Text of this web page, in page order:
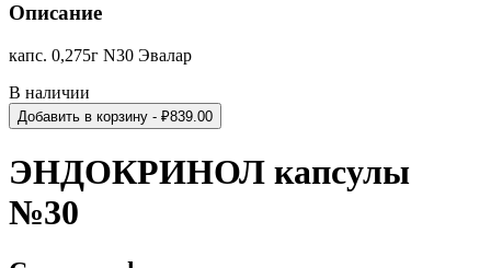
Описание
капс. 0,275г N30 Эвалар
В наличии
Добавить в корзину - ₽839.00
ЭНДОКРИНОЛ капсулы
№30